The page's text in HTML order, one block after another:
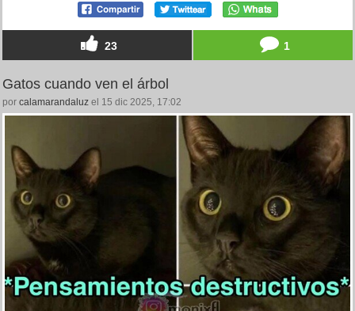
23 1
Gatos cuando ven el árbol
por calamarandaluz el 15 dic 2025, 17:02